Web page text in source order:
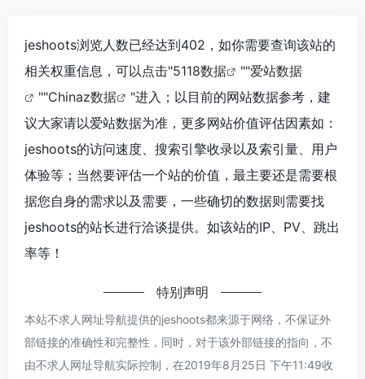
jeshoots浏览人数已经达到402，如你需要查询该站的
相关权重信息，可以点击"5118数据 ""爱站数据
""Chinaz数据
"进入；以目前的网站数据参考，建
议大家请以爱站数据为准，更多网站价值评估因素如：
jeshoots的访问速度、搜索引擎收录以及索引量、用户
体验等；当然要评估一个站的价值，最主要还是需要根
据您自身的需求以及需要，一些确切的数据则需要找
jeshoots的站长进行洽谈提供。如该站的IP、PV、跳出
率等！
特别声明
本站不求人网址导航提供的jeshoots都来源于网络，不保证外
部链接的准确性和完整性，同时，对于该外部链接的指向，不
由不求人网址导航实际控制，在2019年8月25日 下午11:49收